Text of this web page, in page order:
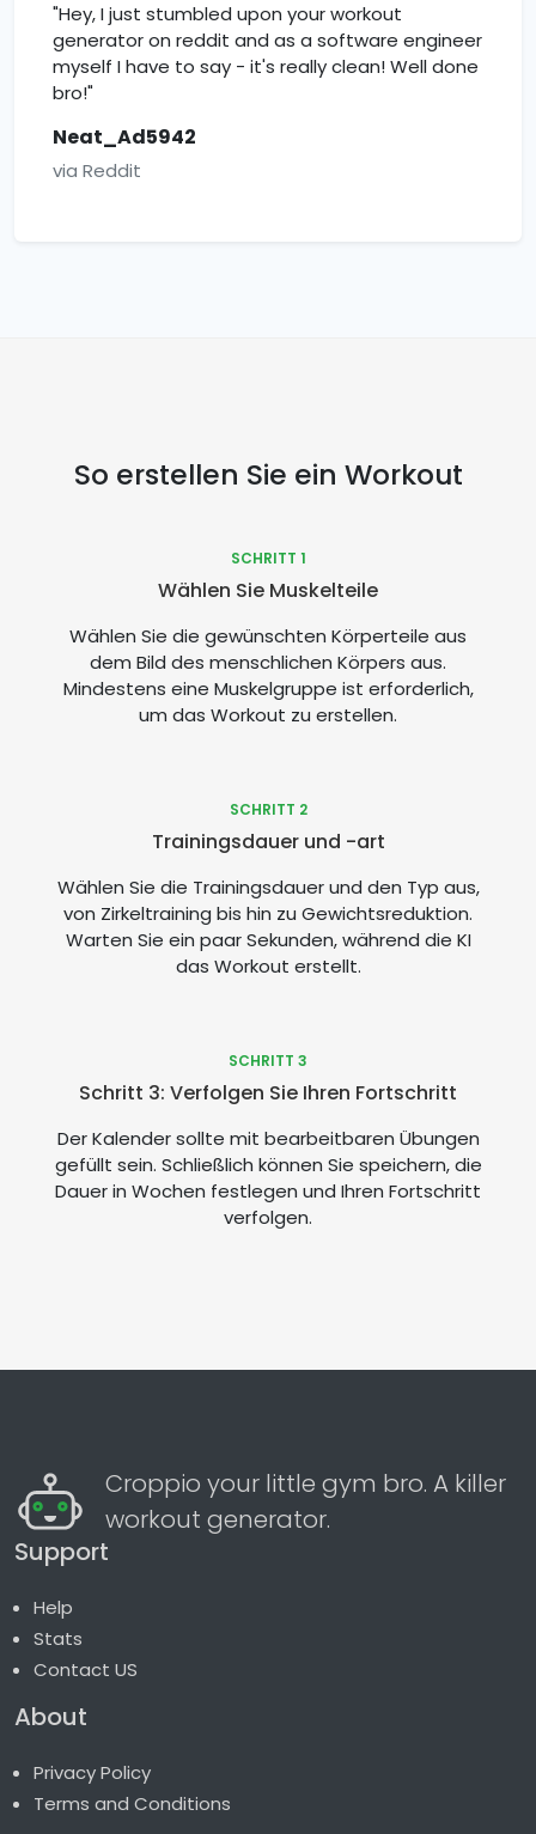
"Hey, I just stumbled upon your workout
generator on reddit and as a software engineer
myself I have to say - it's really clean! Well done
bro!"
Neat_Ad5942
via Reddit
So erstellen Sie ein Workout
SCHRITT 1
Wählen Sie Muskelteile
Wählen Sie die gewünschten Körperteile aus
dem Bild des menschlichen Körpers aus.
Mindestens eine Muskelgruppe ist erforderlich,
um das Workout zu erstellen.
SCHRITT 2
Trainingsdauer und -art
Wählen Sie die Trainingsdauer und den Typ aus,
von Zirkeltraining bis hin zu Gewichtsreduktion.
Warten Sie ein paar Sekunden, während die KI
das Workout erstellt.
SCHRITT 3
Schritt 3: Verfolgen Sie Ihren Fortschritt
Der Kalender sollte mit bearbeitbaren Übungen
gefüllt sein. Schließlich können Sie speichern, die
Dauer in Wochen festlegen und Ihren Fortschritt
verfolgen.
Croppio your little gym bro. A killer
workout generator.
Support
Help
Stats
Contact US
About
Privacy Policy
Terms and Conditions